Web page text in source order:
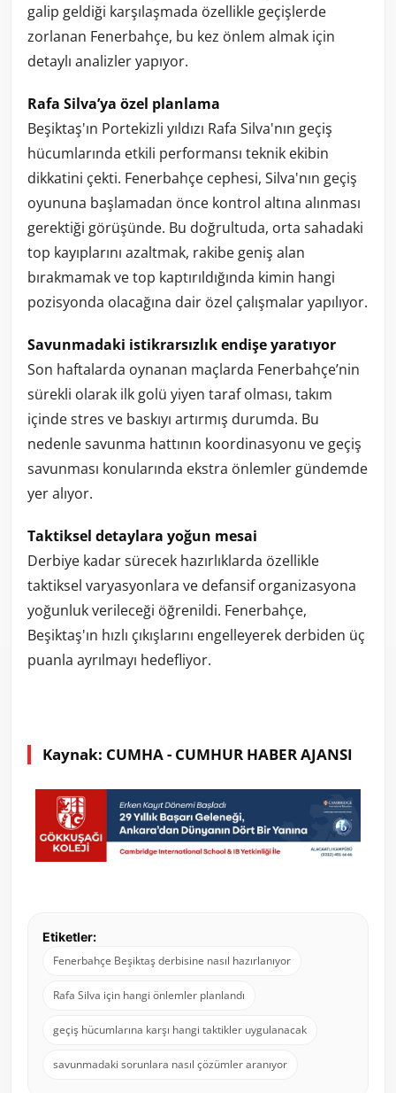
galip geldiği karşılaşmada özellikle geçişlerde
zorlanan Fenerbahçe, bu kez önlem almak için
detaylı analizler yapıyor.
Rafa Silva’ya özel planlama
Beşiktaş'ın Portekizli yıldızı Rafa Silva'nın geçiş
hücumlarında etkili performansı teknik ekibin
dikkatini çekti. Fenerbahçe cephesi, Silva'nın geçiş
oyununa başlamadan önce kontrol altına alınması
gerektiği görüşünde. Bu doğrultuda, orta sahadaki
top kayıplarını azaltmak, rakibe geniş alan
bırakmamak ve top kaptırıldığında kimin hangi
pozisyonda olacağına dair özel çalışmalar yapılıyor.
Savunmadaki istikrarsızlık endişe yaratıyor
Son haftalarda oynanan maçlarda Fenerbahçe’nin
sürekli olarak ilk golü yiyen taraf olması, takım
içinde stres ve baskıyı artırmış durumda. Bu
nedenle savunma hattının koordinasyonu ve geçiş
savunması konularında ekstra önlemler gündemde
yer alıyor.
Taktiksel detaylara yoğun mesai
Derbiye kadar sürecek hazırlıklarda özellikle
taktiksel varyasyonlara ve defansif organizasyona
yoğunluk verileceği öğrenildi. Fenerbahçe,
Beşiktaş'ın hızlı çıkışlarını engelleyerek derbiden üç
puanla ayrılmayı hedefliyor.
Kaynak: CUMHA - CUMHUR HABER AJANSI
Etiketler:
Fenerbahçe Beşiktaş derbisine nasıl hazırlanıyor
Rafa Silva için hangi önlemler planlandı
geçiş hücumlarına karşı hangi taktikler uygulanacak
savunmadaki sorunlara nasıl çözümler aranıyor